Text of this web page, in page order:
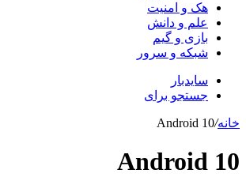
هک و امنیت
علم و دانش
بازی و گیم
شبکه و سرور
سایدبار
جستجو برای
خانه/
Android 10
Android 10